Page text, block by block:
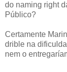
do naming right
Público?
Certamente
drible na
nem o